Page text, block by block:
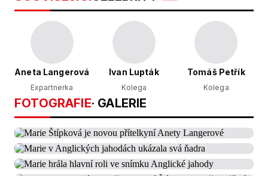
Aneta Langerová
Expartnerka
Ivan Lupták
Kolega
Tomáš Petřík
Kolega
FOTOGRAFIE· GALERIE